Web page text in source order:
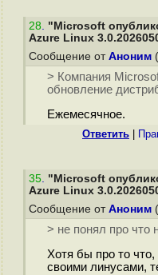
28. "Microsoft
Azure Linux
Сообщение от Аноним
> Компания
обновление
Ежемесячное.
Ответить
35. "Microsoft
Azure Linux
Сообщение от Аноним
> не понял про что
Хотя бы про то
своими линусами,